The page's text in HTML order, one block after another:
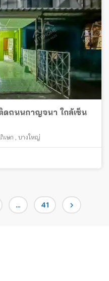
ดถนนกาญจนา ใกล้เซ็น
เษก บางใหญ่
… Page
41